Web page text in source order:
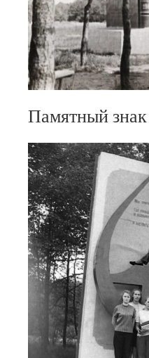
Памятный